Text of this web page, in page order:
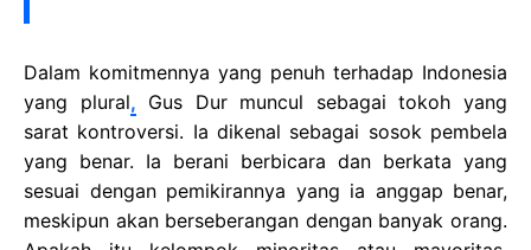
Dalam komitmennya yang penuh terhadap Indonesia
yang plural, Gus Dur muncul sebagai tokoh yang
sarat kontroversi. Ia dikenal sebagai sosok pembela
yang benar. Ia berani berbicara dan berkata yang
sesuai dengan pemikirannya yang ia anggap benar,
meskipun akan berseberangan dengan banyak orang.